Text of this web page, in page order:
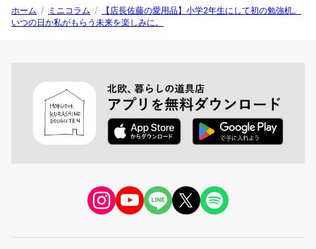
ホーム / ミニコラム /
【店長佐藤の愛用品】小学2年生にして初の勉強机。
いつの日か私がもらう未来を楽しみに。